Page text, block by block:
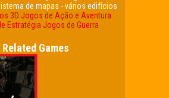
de mapas - vários edifícios
3D Jogos de Ação e Aventura
Estratégia Jogos de Guerra
Related Games